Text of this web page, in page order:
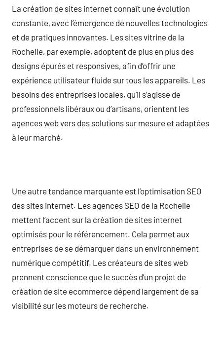
La création de sites internet connaît une évolution
constante, avec l’émergence de nouvelles technologies
et de pratiques innovantes. Les sites vitrine de la
Rochelle, par exemple, adoptent de plus en plus des
designs épurés et responsives, afin d’offrir une
expérience utilisateur fluide sur tous les appareils. Les
besoins des entreprises locales, qu’il s’agisse de
professionnels libéraux ou d’artisans, orientent les
agences web vers des solutions sur mesure et adaptées
à leur marché.
Une autre tendance marquante est l’optimisation SEO
des sites internet. Les agences SEO de la Rochelle
mettent l’accent sur la création de sites internet
optimisés pour le référencement. Cela permet aux
entreprises de se démarquer dans un environnement
numérique compétitif. Les créateurs de sites web
prennent conscience que le succès d’un projet de
création de site ecommerce dépend largement de sa
visibilité sur les moteurs de recherche.